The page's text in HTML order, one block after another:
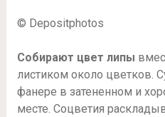
© Depositphotos
Собирают цвет липы
листиком около цветков.
фанере в затененном и
месте. Соцветия